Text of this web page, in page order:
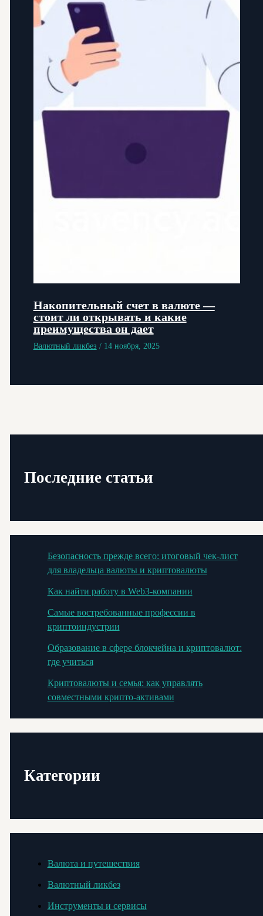
Последние статьи
Безопасность прежде всего: итоговый чек-лист
для владельца валюты и криптовалюты
Как найти работу в Web3-компании
Самые востребованные профессии в
криптоиндустрии
Образование в сфере блокчейна и криптовалют:
где учиться
Криптовалюты и семья: как управлять
совместными крипто-активами
Категории
Валюта и путешествия
Валютный ликбез
Инструменты и сервисы
Накопительный счет в валюте —
стоит ли открывать и какие
преимущества он дает
Валютный ликбез / 14 ноября, 2025